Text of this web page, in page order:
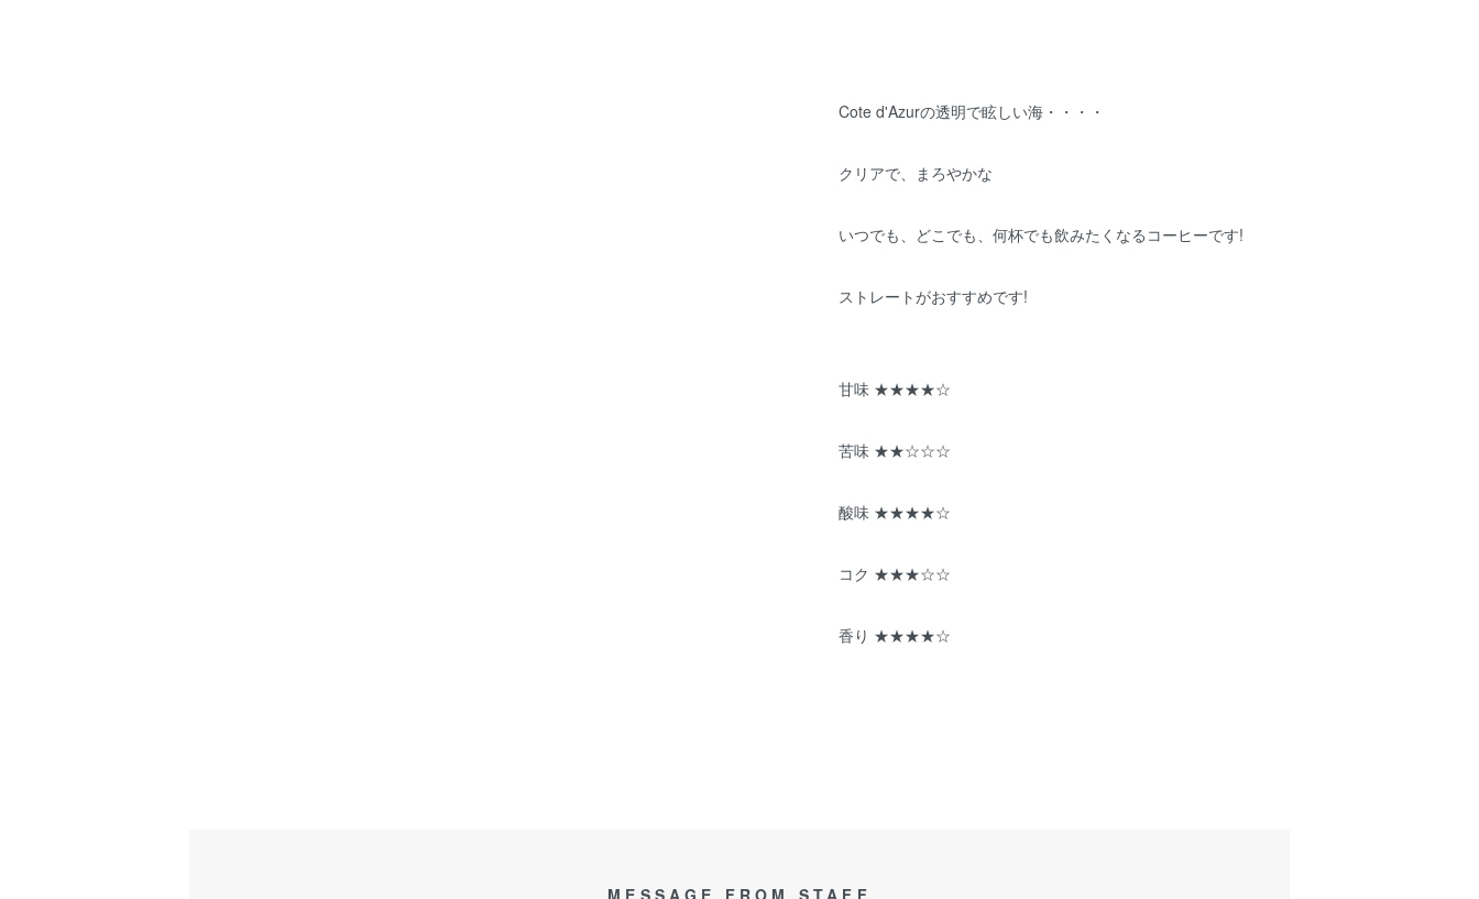
Cote d'Azurの透明で眩しい海・・・・
クリアで、まろやかな
いつでも、どこでも、何杯でも飲みたくなるコーヒーです!
ストレートがおすすめです!
甘味 ★★★★☆
苦味 ★★☆☆☆
酸味 ★★★★☆
コク ★★★☆☆
香り ★★★★☆
MESSAGE FROM STAFF